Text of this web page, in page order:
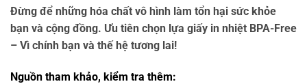
Đừng để những hóa chất vô hình làm tổn hại sức khỏe
bạn và cộng đồng. Ưu tiên chọn lựa giấy in nhiệt BPA-Free
– Vì chính bạn và thế hệ tương lai!
Nguồn tham khảo, kiểm tra thêm: